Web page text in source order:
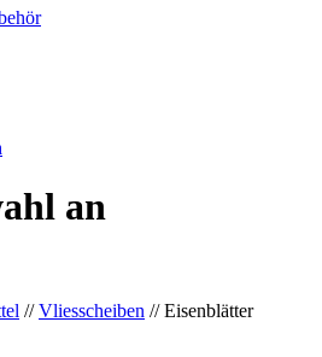
an
//Vliesscheiben // Eisenblätter